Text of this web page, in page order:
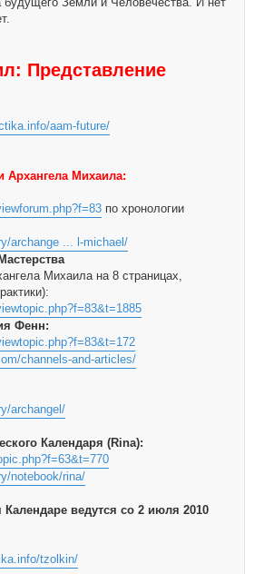
Представление
aam-future/
Архангела Михаила:
по хронологии
archange ... l-michael/
Михаила на 8 страницах,
Фенн:
channels-and-articles/
archangel/
Календаря (Rina):
notebook/rina/
Календаре ведутся со 2 июля 2010
tzolkin/